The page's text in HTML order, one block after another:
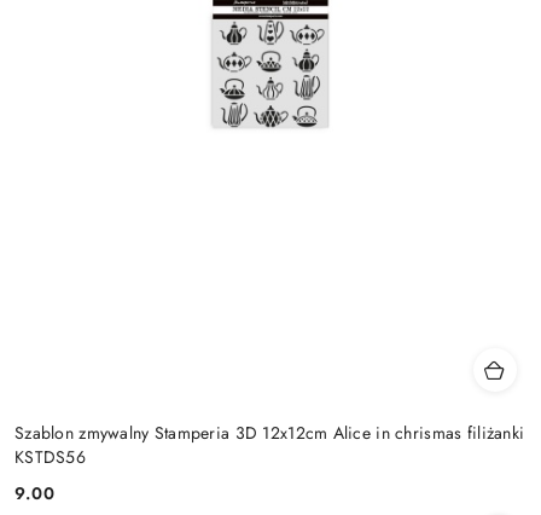
Szablon zmywalny Stamperia 3D 12x12cm Alice in chrismas filiżanki
KSTDS56
Cena:
9.00